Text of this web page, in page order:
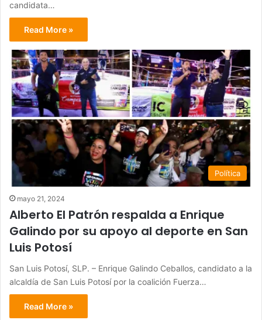
candidata…
Read More »
Política
mayo 21, 2024
Alberto El Patrón respalda a Enrique
Galindo por su apoyo al deporte en San
Luis Potosí
San Luis Potosí, SLP. – Enrique Galindo Ceballos, candidato a la
alcaldía de San Luis Potosí por la coalición Fuerza…
Read More »